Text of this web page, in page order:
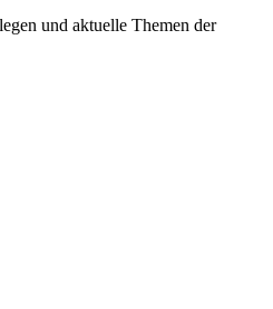
und aktuelle Themen der